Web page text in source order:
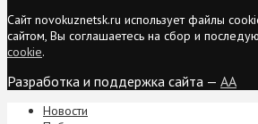
Сайт novokuznetsk.ru использует файлы
сайтом, Вы соглашаетесь на сбор и
cookie.
Разработка и поддержка сайта — AA
Новости